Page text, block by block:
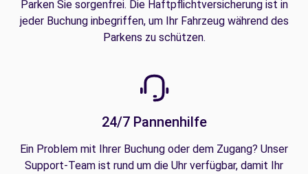
Parken Sie sorgenfrei. Die Haftpflichtversicherung ist in
jeder Buchung inbegriffen, um Ihr Fahrzeug während des
Parkens zu schützen.
24/7 Pannenhilfe
Ein Problem mit Ihrer Buchung oder dem Zugang? Unser
Support-Team ist rund um die Uhr verfügbar, damit Ihr